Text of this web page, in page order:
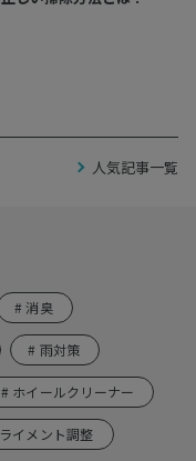
人気記事一覧
# 消臭
# 雨対策
# ホイールクリーナー
イメント調整